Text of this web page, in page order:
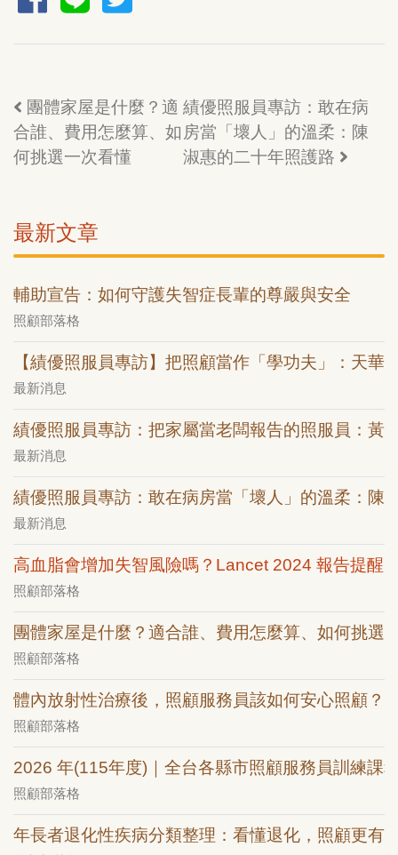
團體家屋是什麼？適
合誰、費用怎麼算、如
何挑選一次看懂
績優照服員專訪：敢在病
房當「壞人」的溫柔：陳
淑惠的二十年照護路
最新文章
輔助宣告：如何守護失智症長輩的尊嚴與安全
照顧部落格
【績優照服員專訪】把照顧當作「學功夫」：天華
最新消息
績優照服員專訪：把家屬當老闆報告的照服員：黃
最新消息
績優照服員專訪：敢在病房當「壞人」的溫柔：陳
最新消息
高血脂會增加失智風險嗎？Lancet 2024 報告提醒
照顧部落格
團體家屋是什麼？適合誰、費用怎麼算、如何挑選
照顧部落格
體內放射性治療後，照顧服務員該如何安心照顧？
照顧部落格
2026 年(115年度)｜全台各縣市照顧服務員訓練課
照顧部落格
年長者退化性疾病分類整理：看懂退化，照顧更有